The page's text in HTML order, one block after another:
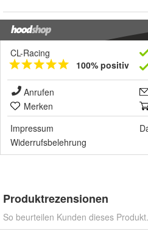
CL-Racing
100% positiv
Anrufen
Merken
Impressum
Widerrufsbelehrung
Produktrezensionen
So beurteilen Kunden dieses Produkt.